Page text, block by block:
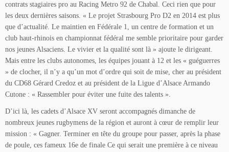
contrats stagiaires pro au Racing Metro 92 de Chabal. Ceci rien que pour
les deux dernières saisons. « Le projet Strasbourg Pro D2 en 2014 est plus
que d’actualité. Le maintien en Fédérale 1, un centre de formation et un
club haut-rhinois en championnat fédéral me semble prioritaire pour garder
nos jeunes Alsaciens. Le vivier et la qualité sont là » ajoute le dirigeant.
Mais entre les clubs autonomes, les équipes jouant à 12 et les « guéguerres
» de clocher, il n’y a qu’un mot d’ordre qui soit de mise, cher au président
du CD68 Gérard Credoz et au président de la Ligue d’Alsace Armando
Cutone : « Rassembler pour éviter une fuite des talents ».
D’ici là, les cadets d’Alsace XV seront accompagnés dimanche de
nombreux jeunes rugbymens de la région et auront à cœur de remplir leur
mission : « Gagner. Terminer en tête du groupe pour passer, après la phase
de poule, ces fameux 16e de finale Ce qui serait une première à ce niveau